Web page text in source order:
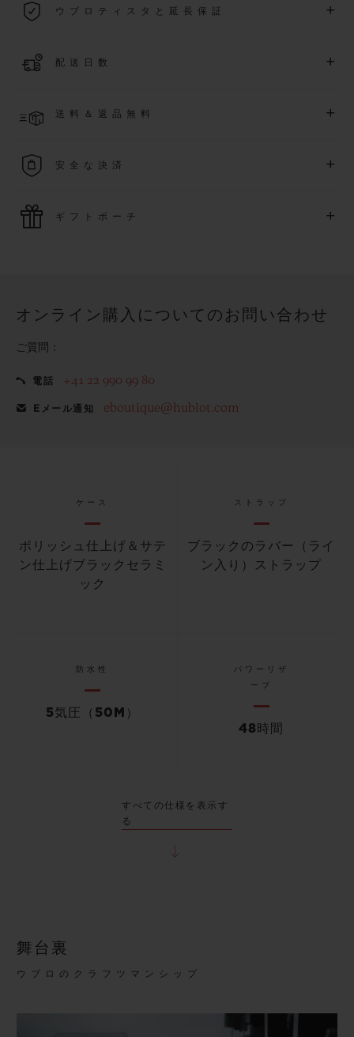
際保証が適用されます。
ウブロティスタと延長保証 +
月1 日以降に購入された時計を対象に、保証を
詳細を表示する
配送日数 +
より異なる場合がございます
送料＆返品無料 +
す
安全な決済 +
ご購入は迅速で安全に処理され、お客様の個人情報は確実に
ギフトポーチ +
オンライン購入についてのお問い合わせ
ご質問：
電話 +41 22 990 99 80
Eメール通知 eboutique@hublot.com
ケース
ポリッシュ仕上げ＆サテ
ン仕上げブラックセラミ
ック
ストラップ
ブラックのラバー（ライ
ン入り）ストラップ
防水性
5気圧（50M）
パワーリザ
ーブ
48時間
すべての仕様を表示す
る
舞台裏
ウブロのクラフツマンシップ